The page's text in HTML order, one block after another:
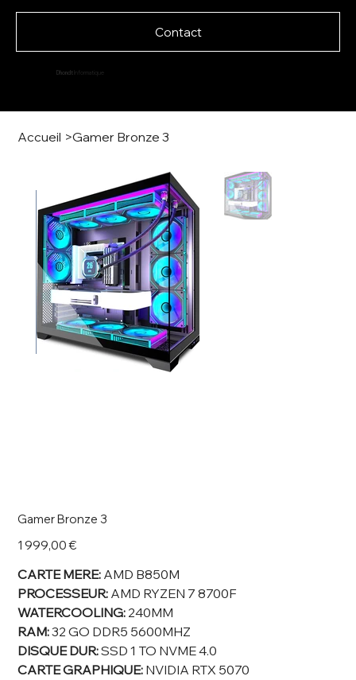
Contact
Dhondt Informatique
Accueil >Gamer Bronze 3
Gamer Bronze 3
Prix
1 999,00 €
CARTE MERE: AMD B850M
PROCESSEUR: AMD RYZEN 7 8700F
WATERCOOLING: 240MM
RAM:32 GO DDR5 5600MHZ
DISQUE DUR:SSD 1 TO NVME 4.0
CARTE GRAPHIQUE: NVIDIA RTX 5070